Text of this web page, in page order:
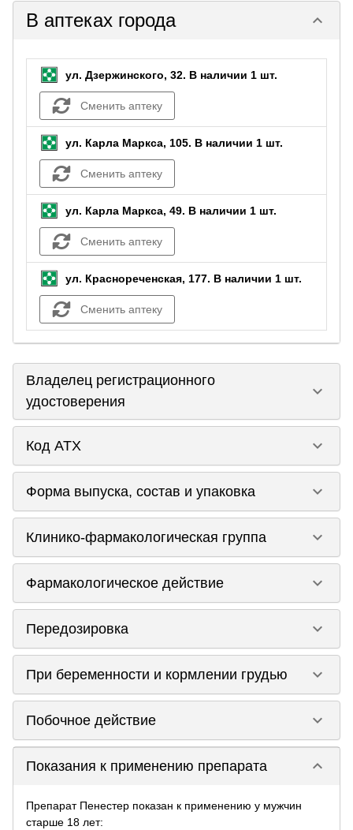
В аптеках города keyboard_arrow_down
ул. Дзержинского, 32. В наличии 1 шт.
Сменить аптеку
ул. Карла Маркса, 105. В наличии 1 шт.
Сменить аптеку
ул. Карла Маркса, 49. В наличии 1 шт.
Сменить аптеку
ул. Краснореченская, 177. В наличии 1 шт.
Сменить аптеку
Владелец регистрационного
удостоверения
keyboard_arrow_down
Код ATX keyboard_arrow_down
Форма выпуска, состав и упаковка keyboard_arrow_down
Клинико-фармакологическая группа keyboard_arrow_down
Фармакологическое действие keyboard_arrow_down
Передозировка keyboard_arrow_down
При беременности и кормлении грудью keyboard_arrow_down
Побочное действие keyboard_arrow_down
Показания к применению препарата keyboard_arrow_down
Препарат Пенестер показан к применению у мужчин
старше 18 лет: